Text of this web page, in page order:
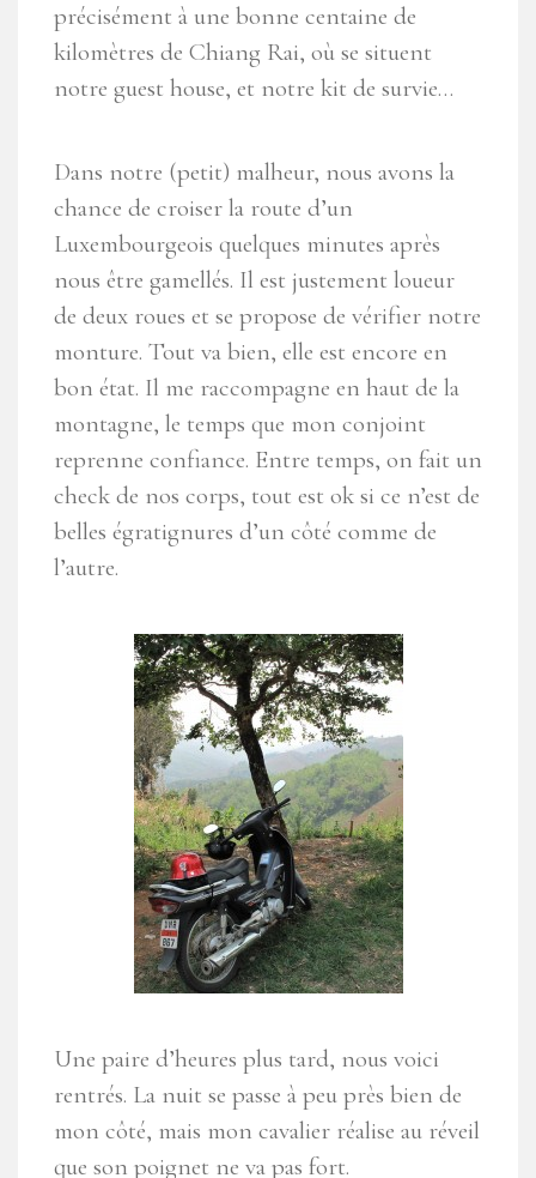
précisément à une bonne centaine de
kilomètres de Chiang Rai, où se situent
notre guest house, et notre kit de survie…
Dans notre (petit) malheur, nous avons la
chance de croiser la route d’un
Luxembourgeois quelques minutes après
nous être gamellés. Il est justement loueur
de deux roues et se propose de vérifier notre
monture. Tout va bien, elle est encore en
bon état. Il me raccompagne en haut de la
montagne, le temps que mon conjoint
reprenne confiance. Entre temps, on fait un
check de nos corps, tout est ok si ce n’est de
belles égratignures d’un côté comme de
l’autre.
Une paire d’heures plus tard, nous voici
rentrés. La nuit se passe à peu près bien de
mon côté, mais mon cavalier réalise au réveil
que son poignet ne va pas fort.